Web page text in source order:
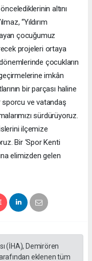
altını
“Yıldırım
çocuğumuz
projeleri ortaya
çocukların
imkân
bir parçası haline
sporcu ve vatandaş
sürdürüyoruz.
ilçemize
Bir ‘Spor Kenti
elimizden gelen
(İHA), Demirören
eklenen tüm